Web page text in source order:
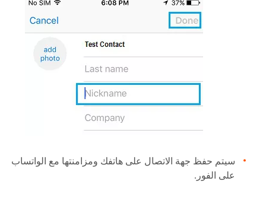
سيتم حفظ جهة الاتصال على هاتفك ومزامنتها مع الواتساب
على الفور.